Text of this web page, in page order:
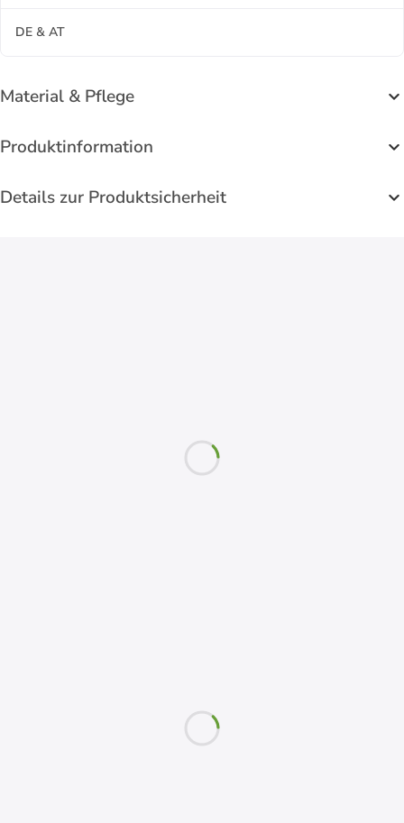
DE & AT
Material & Pflege
Produktinformation
Details zur Produktsicherheit